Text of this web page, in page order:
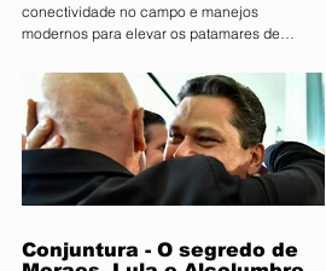
conectividade no campo e manejos
modernos para elevar os patamares de
Primavera do Leste deu o pontapé inicial para
uma das maiores vitrines tecnológicas do
Centro-Oeste. A organização lançou
oficialmente a 11ª edição da Farm Show MT.
Consolidada como um ambiente de negócios
que movimenta quantias milionárias, a feira
traz como principal bandeira o lema
Conjuntura - O segredo de